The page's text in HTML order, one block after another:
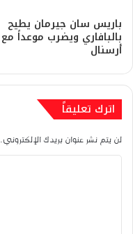
باريس سان جيرمان يطيح
بالبافاري ويضرب موعداً مع
أرسنال
اترك تعليقاً
لن يتم نشر عنوان بريدك الإلكتروني.